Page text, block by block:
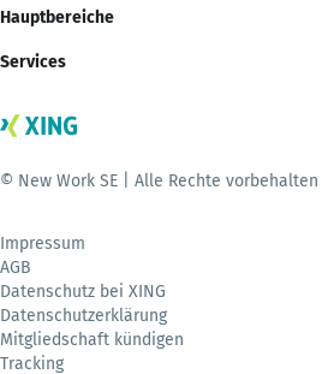
Hauptbereiche
Services
© New Work SE | Alle Rechte vorbehalten
Impressum
AGB
Datenschutz bei XING
Datenschutzerklärung
Mitgliedschaft kündigen
Tracking